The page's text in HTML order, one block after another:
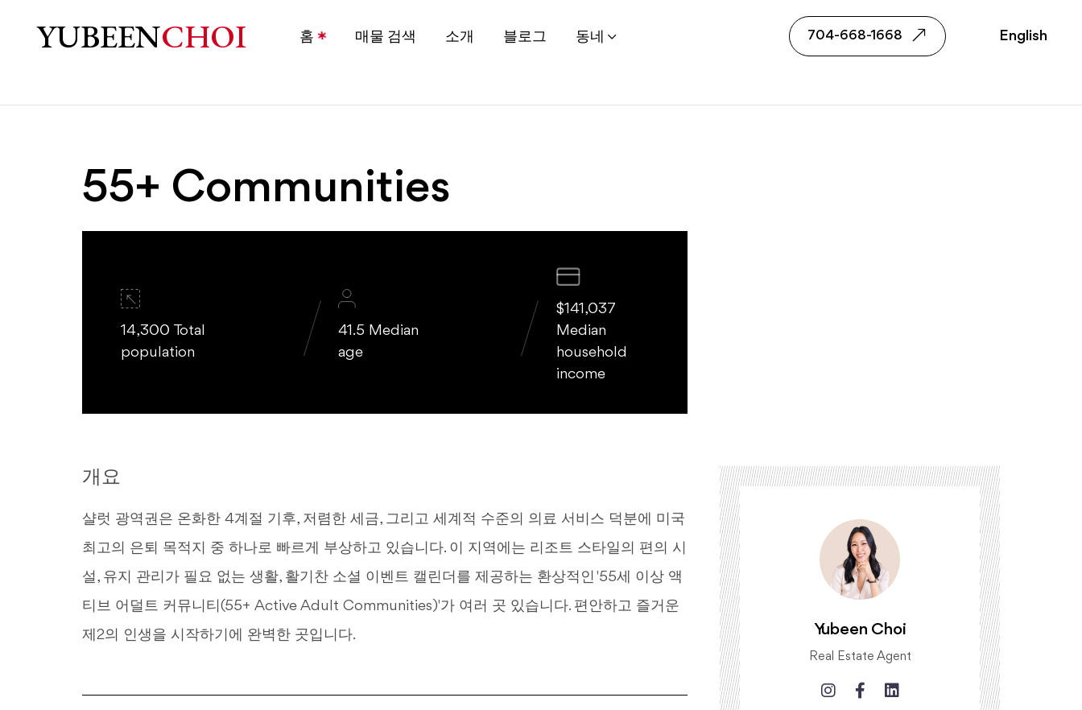
샬럿 55+ 시니어 커뮤니티 | 은퇴 주택 전문 유빈 초이
YUBEENCHOI 704-668-1668 English
홈 매물 검색 소개 블로그 동네
55+ Communities
14,300 Total
population
41.5 Median
age
$141,037
Median
household
income
개요
샬럿 광역권은 온화한 4계절 기후, 저렴한 세금, 그리고 세계적 수준의 의료 서비스 덕분에 미국
최고의 은퇴 목적지 중 하나로 빠르게 부상하고 있습니다. 이 지역에는 리조트 스타일의 편의 시
설, 유지 관리가 필요 없는 생활, 활기찬 소셜 이벤트 캘린더를 제공하는 환상적인 '55세 이상 액
티브 어덜트 커뮤니티(55+ Active Adult Communities)'가 여러 곳 있습니다. 편안하고 즐거운
제2의 인생을 시작하기에 완벽한 곳입니다.
Yubeen Choi
Real Estate Agent